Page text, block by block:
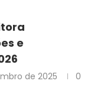
e
de 2025
0